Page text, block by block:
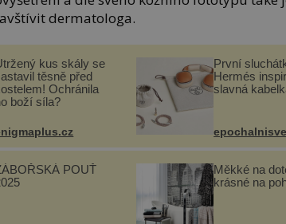
dermatologa.
kus skály se
těsně před
Ochránila
boží síla?
První
Hermés
slavná
POUŤ
Měkké na
krásné na